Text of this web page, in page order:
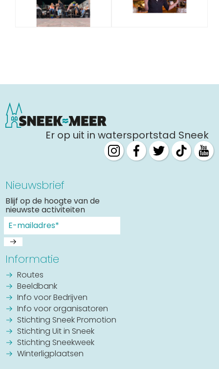
Er op uit in watersportstad Sneek
Nieuwsbrief
Blijf op de hoogte van de
nieuwste activiteiten
Informatie
Routes
Beeldbank
Info voor Bedrijven
Info voor organisatoren
Stichting Sneek Promotion
Stichting Uit in Sneek
Stichting Sneekweek
Winterligplaatsen